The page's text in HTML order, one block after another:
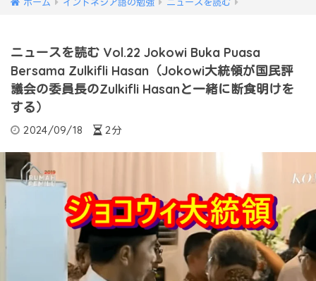
ニュースを読む Vol.22 Jokowi Buka Puasa
Bersama Zulkifli Hasan（Jokowi大統領が国民評
議会の委員長のZulkifli Hasanと一緒に断食明けを
する）
2024/09/18 2分